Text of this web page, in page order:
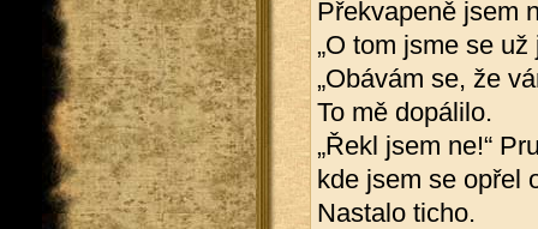
Překvapeně jsem
„O tom jsme se
„Obávám se, že
To mě dopálilo.
„Řekl jsem ne!“
kde jsem se opřel
Nastalo ticho.